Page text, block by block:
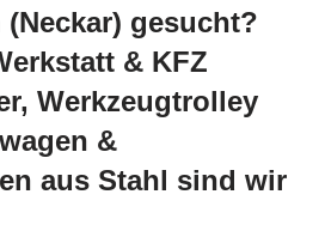
gesucht?
& KFZ
Werkzeugtrolley
&
aus Stahl sind wir